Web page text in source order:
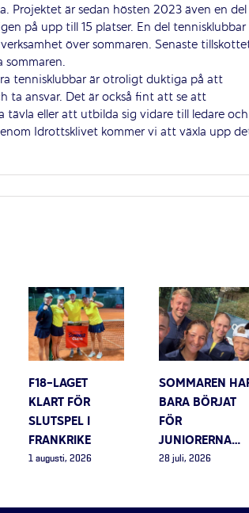
Projektet är sedan hösten 2023 även en del
på upp till 15 platser. En del tennisklubbar
över sommaren. Senaste
sommaren.
tennisklubbar är otroligt duktiga på att
ta ansvar. Det är också fint att se att
eller att utbilda sig vidare till ledare och
Idrottsklivet kommer vi att växla upp
F18-LAGET
KLART FÖR
SLUTSPEL I
FRANKRIKE
1 augusti, 2026
SOMMAREN
BARA BÖRJAT
FÖR
JUNIORERNA…
28 juli, 2026